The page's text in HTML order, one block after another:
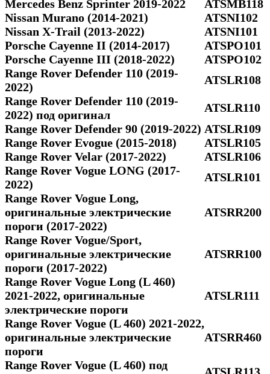
Mercedes Benz Sprinter 2019-2022
ATSMB118
Nissan Murano (2014-2021)
ATSNI102
Nissan X-Trail (2013-2022)
ATSNI101
Porsche Cayenne II (2014-2017)
ATSPO101
Porsche Cayenne III (2018-2022)
ATSPO102
Range Rover Defender 110 (2019-
2022)
ATSLR108
Range Rover Defender 110 (2019-
2022) под оригинал
ATSLR110
Range Rover Defender 90 (2019-2022) ATSLR109
Range Rover Evogue (2015-2018)
ATSLR105
Range Rover Velar (2017-2022)
ATSLR106
Range Rover Vogue LONG (2017-
2022)
ATSLR101
Range Rover Vogue Long,
оригинальные электрические
пороги (2017-2022)
ATSRR200
Range Rover Vogue/Sport,
оригинальные электрические
пороги (2017-2022)
ATSRR100
Range Rover Vogue Long (L 460)
2021-2022, оригинальные
электрические пороги
ATSLR111
Range Rover Vogue (L 460) 2021-2022,
оригинальные электрические
пороги
ATSRR460
Range Rover Vogue (L 460) под